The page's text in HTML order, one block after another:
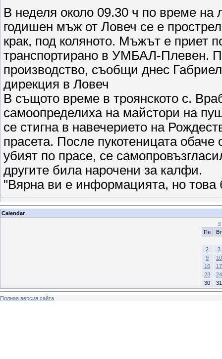
В неделя около 09.30 ч по време
годишен мъж от Ловеч се е
крак, под коляното. Мъжът е приет
транспортирано в УМБАЛ-Плевен.
производство, съобщи днес
дирекция в Ловеч
В същото време в троянското с.
самоопределиха на майстори на
се стигна в навечерието на
прасета. После пукотеницата
убият по прасе, се
другите била нарочени за калфи.
"Вярна ви е информацията, но това
Calendar
«
Пн
Вт
2
3
9
10
16
17
23
24
30
31
Полная версия сайта